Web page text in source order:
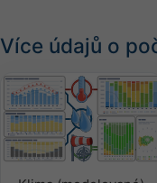
Více údajů o